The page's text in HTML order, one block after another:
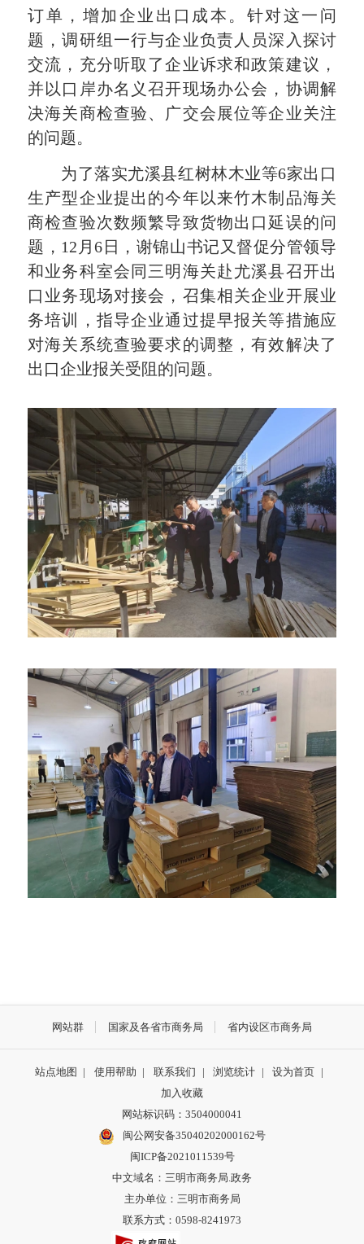
订单，增加企业出口成本。针对这一问
题，调研组一行与企业负责人员深入探讨
交流，充分听取了企业诉求和政策建议，
并以口岸办名义召开现场办公会，协调解
决海关商检查验、广交会展位等企业关注
的问题。
为了落实尤溪县红树林木业等6家出口
生产型企业提出的今年以来竹木制品海关
商检查验次数频繁导致货物出口延误的问
题，12月6日，谢锦山书记又督促分管领导
和业务科室会同三明海关赴尤溪县召开出
口业务现场对接会，召集相关企业开展业
务培训，指导企业通过提早报关等措施应
对海关系统查验要求的调整，有效解决了
出口企业报关受阻的问题。
网站群 国家及各省市商务局 省内设区市商务局
站点地图 | 使用帮助 | 联系我们 | 浏览统计 | 设为首页 |
加入收藏
网站标识码：3504000041
闽公网安备35040202000162号
闽ICP备2021011539号
中文域名：三明市商务局.政务
主办单位：三明市商务局
联系方式：0598-8241973